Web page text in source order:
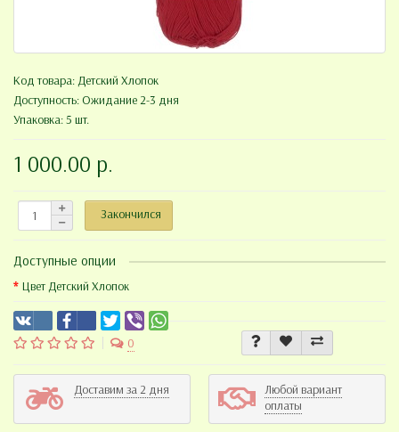
Код товара: Детский Хлопок
Доступность: Ожидание 2-3 дня
Упаковка: 5 шт.
1 000.00 р.
Закончился
Доступные опции
Цвет Детский Хлопок
0
Доставим за 2 дня
Любой вариант
оплаты